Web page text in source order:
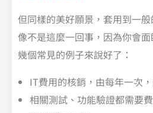
但同樣的美好願景，套用到一
像不是這麼一回事，因為你會
幾個常見的例子來說好了：
IT費用的核銷，由每年一次
相關測試、功能驗證都需要